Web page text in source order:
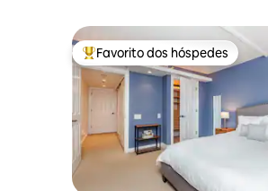
Favoritos dos hóspedes mais
Favorito dos hóspedes